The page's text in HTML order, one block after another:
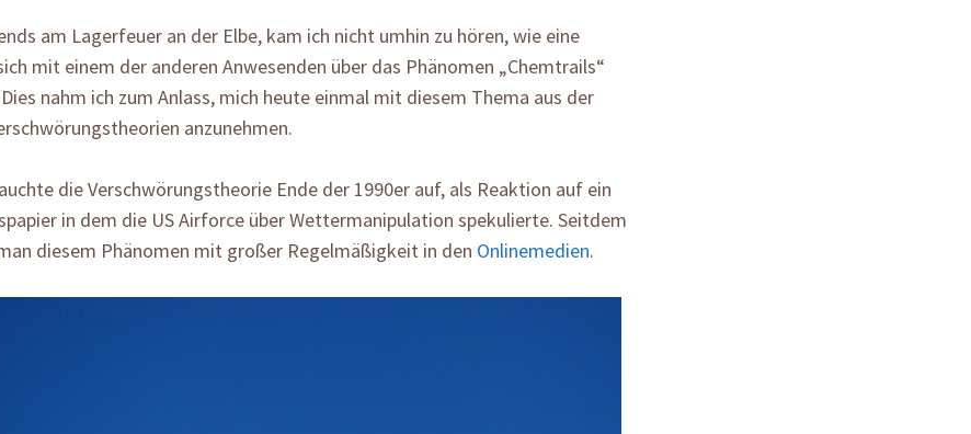
am Lagerfeuer an der Elbe, kam ich nicht umhin zu hören, wie eine
mit einem der anderen Anwesenden über das Phänomen „Chemtrails“
nahm ich zum Anlass, mich heute einmal mit diesem Thema aus der
anzunehmen.
die Verschwörungstheorie Ende der 1990er auf, als Reaktion auf ein
in dem die US Airforce über Wettermanipulation spekulierte. Seitdem
diesem Phänomen mit großer Regelmäßigkeit in den Onlinemedien.